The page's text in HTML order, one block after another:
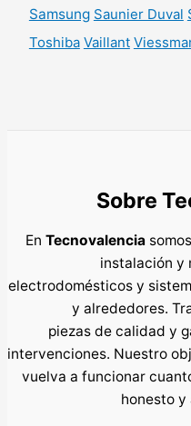
Samsung Saunier Duval
Toshiba Vaillant
Sobre
En Tecnovalencia
instalación y
electrodomésticos y
y alrededores.
piezas de calidad y
intervenciones. Nuestro
vuelva a funcionar
honesto y